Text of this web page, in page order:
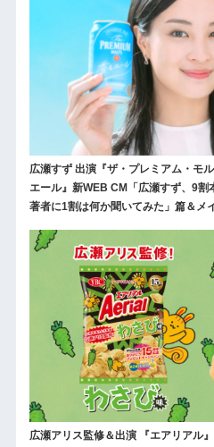
広瀬すず 出演『ザ・プレミアム・モ
エール』新WEB CM「広瀬すず、9
著者に1割は何か聞いてみた」篇＆メ
広瀬アリス監修＆出演 『エアリアル